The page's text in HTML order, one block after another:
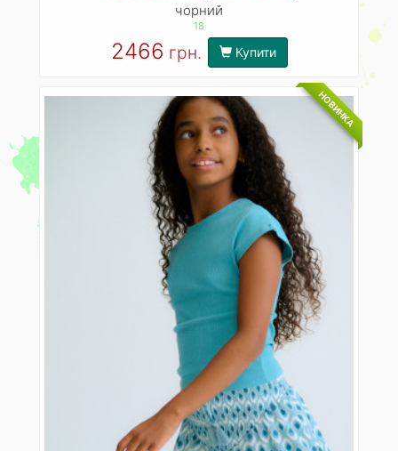
чорний
18
2466 грн. Купити
НОВИНКА